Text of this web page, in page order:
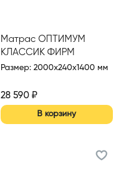
Матрас ОПТИМУМ
КЛАССИК ФИРМ
(OPTIMUM CLASSIC FIRM)
Размер: 2000x240x1400 мм
28 590₽
В корзину